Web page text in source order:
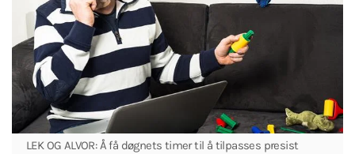
LEK OG ALVOR: Å få døgnets timer til å tilpasses presist